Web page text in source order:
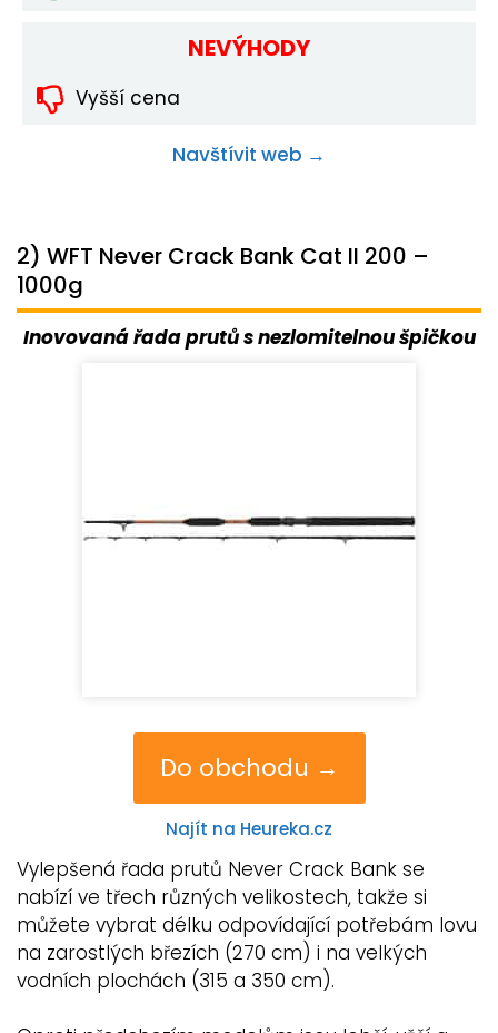
NEVÝHODY
Vyšší cena
Navštívit web →
2) WFT Never Crack Bank Cat II 200 –
1000g
Inovovaná řada prutů s nezlomitelnou špičkou
Do obchodu →
Najít na Heureka.cz
Vylepšená řada prutů Never Crack Bank se
nabízí ve třech různých velikostech, takže si
můžete vybrat délku odpovídající potřebám lovu
na zarostlých březích (270 cm) i na velkých
vodních plochách (315 a 350 cm).